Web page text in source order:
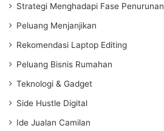
Strategi Menghadapi Fase Penurunan
Peluang Menjanjikan
Rekomendasi Laptop Editing
Peluang Bisnis Rumahan
Teknologi & Gadget
Side Hustle Digital
Ide Jualan Camilan